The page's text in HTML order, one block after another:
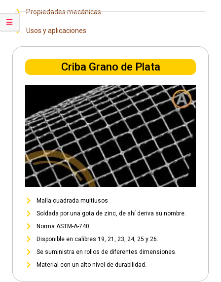
Propiedades mecánicas
Usos y aplicaciones
Criba Grano de Plata
Malla cuadrada multiusos
Soldada por una gota de zinc, de ahí deriva su nombre.
Norma ASTM-A-740.
Disponible en calibres 19, 21, 23, 24, 25 y 26.
Se suministra en rollos de diferentes dimensiones.
Material con un alto nivel de durabilidad.